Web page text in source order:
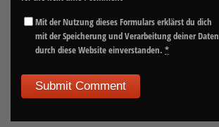
Mit der Nutzung dieses Formulars erklärst du dich
mit der Speicherung und Verarbeitung deiner Daten
durch diese Website einverstanden.*